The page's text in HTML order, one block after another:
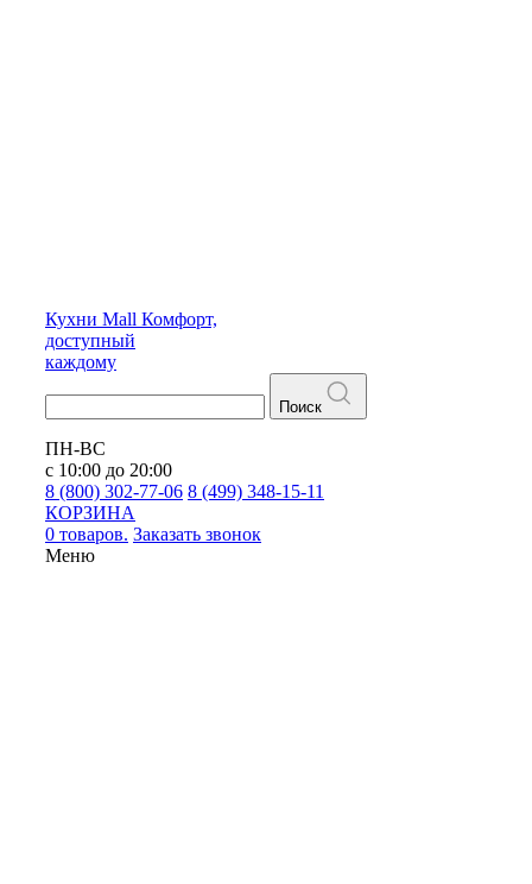
Кухни Mall Комфорт,
доступный
каждому
Поиск
ПН-ВС
с 10:00 до 20:00
8 (800) 302-77-06 8 (499) 348-15-11
КОРЗИНА
0 товаров. Заказать звонок
Меню